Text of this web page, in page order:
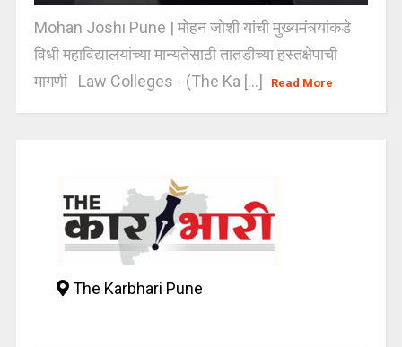
Mohan Joshi Pune | मोहन जोशी यांची मुख्यमंत्र्यांकडे
विधी महाविद्यालयांच्या मान्यतेसाठी तातडीच्या हस्तक्षेपाची
मागणी Law Colleges - (The Ka [...]
Read More
The Karbhari Pune